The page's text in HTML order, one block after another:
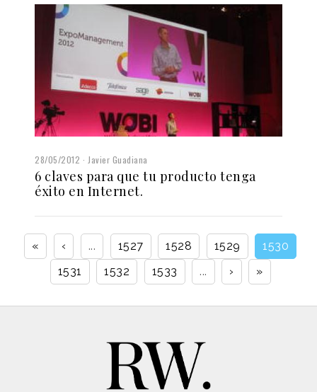
28/05/2012 Javier Guadiana
6 claves para que tu producto tenga
éxito en Internet.
« ‹ ... 1527 1528 1529
1530
1531
1532 1533 ... › »